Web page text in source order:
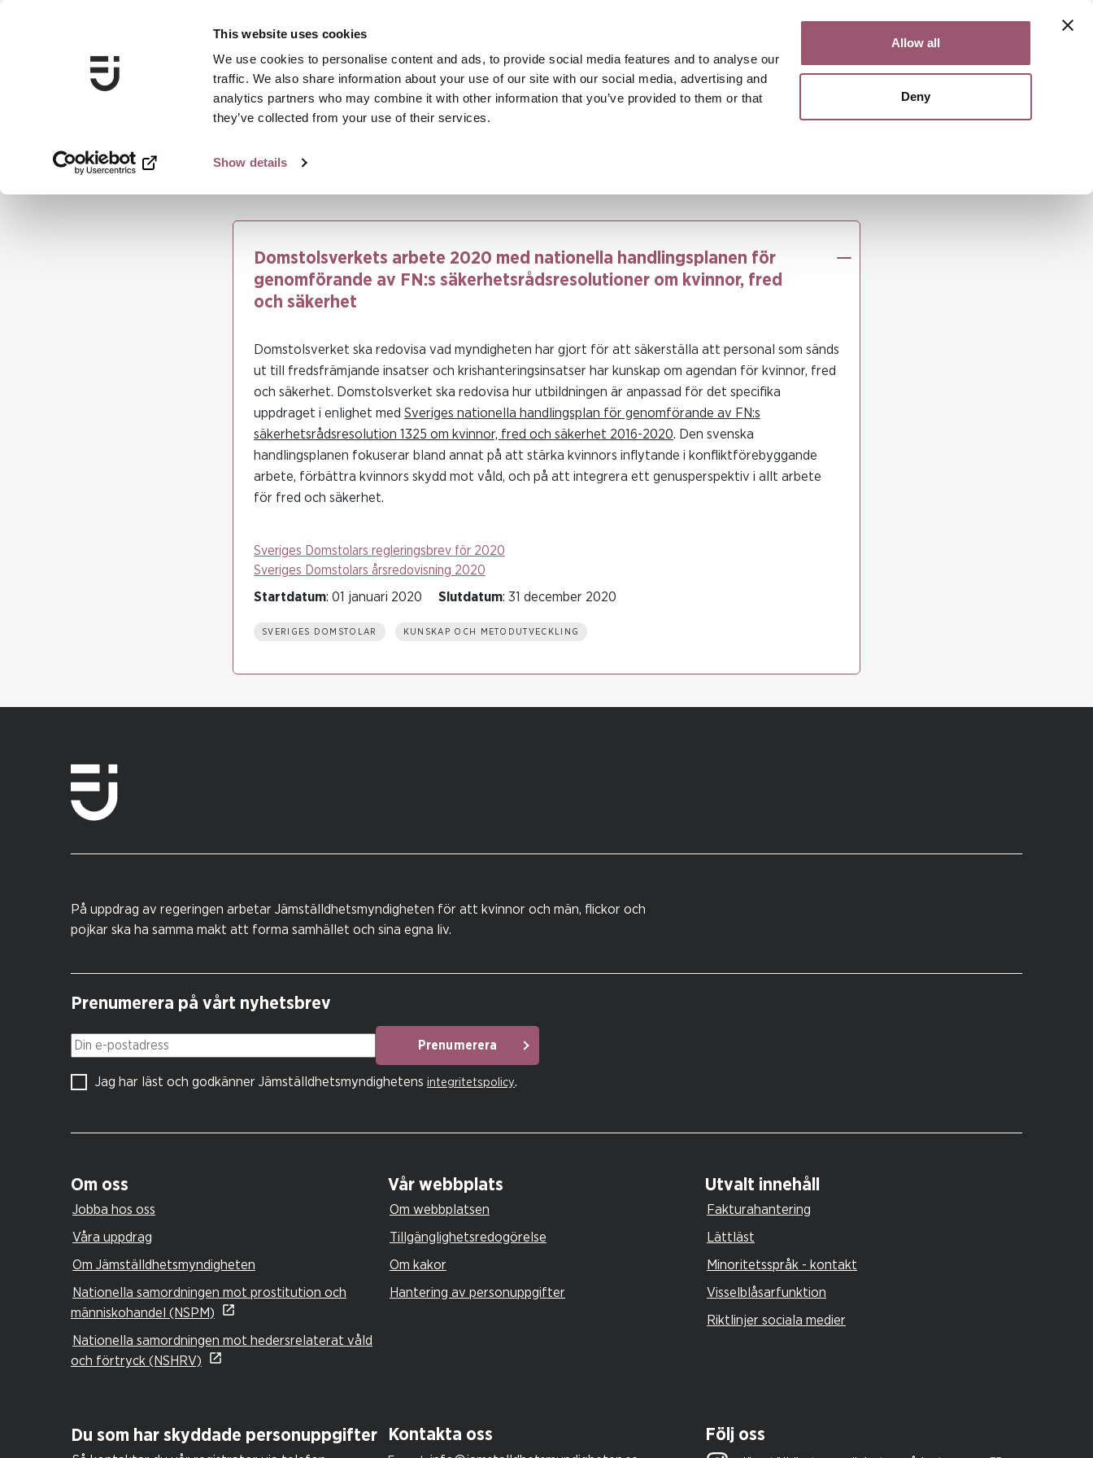
This website uses cookies
We use cookies to personalise content and ads, to provide social media features and to analyse our
traffic. We also share information about your use of our site with our social media, advertising and
analytics partners who may combine it with other information that you’ve provided to them or that
they’ve collected from your use of their services.
Show details
Allow all
DenySök
...
Domstolsverkets arbete 2020 med nationella handlingsplanen för
genomförande av FN:s säkerhetsrådsresolutioner om kvinnor, fred
och säkerhet
Domstolsverket ska redovisa vad myndigheten har gjort för att säkerställa att personal som sänds
ut till fredsfrämjande insatser och krishanteringsinsatser har kunskap om agendan för kvinnor, fred
och säkerhet. Domstolsverket ska redovisa hur utbildningen är anpassad för det specifika
uppdraget i enlighet med Sveriges nationella handlingsplan för genomförande av FN:s
säkerhetsrådsresolution 1325 om kvinnor, fred och säkerhet 2016-2020. Den svenska
handlingsplanen fokuserar bland annat på att stärka kvinnors inflytande i konfliktförebyggande
arbete, förbättra kvinnors skydd mot våld, och på att integrera ett genusperspektiv i allt arbete
för fred och säkerhet.
Sveriges Domstolars regleringsbrev för 2020
Sveriges Domstolars årsredovisning 2020
Startdatum: 01 januari 2020 Slutdatum: 31 december 2020
SVERIGES DOMSTOLAR KUNSKAP OCH METODUTVECKLING
På uppdrag av regeringen arbetar Jämställdhetsmyndigheten för att kvinnor och män, flickor och
pojkar ska ha samma makt att forma samhället och sina egna liv.
Prenumerera på vårt nyhetsbrev
Din e-postadress Prenumerera
Jag har läst och godkänner Jämställdhetsmyndighetens integritetspolicy.
Om oss
Jobba hos oss
Våra uppdrag
Om Jämställdhetsmyndigheten
Nationella samordningen mot prostitution och
människohandel (NSPM)
Nationella samordningen mot hedersrelaterat våld
och förtryck (NSHRV)
Vår webbplats
Om webbplatsen
Tillgänglighetsredogörelse
Om kakor
Hantering av personuppgifter
Utvalt innehåll
Fakturahantering
Lättläst
Minoritetsspråk - kontakt
Visselblåsarfunktion
Riktlinjer sociala medier
Du som har skyddade personuppgifter Kontakta oss Följ oss